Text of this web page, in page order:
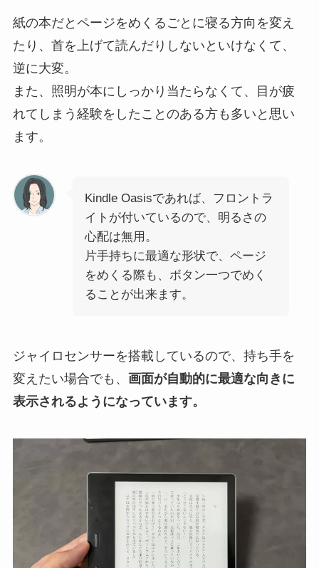
紙の本だとページをめくるごとに寝る方向を変え
たり、首を上げて読んだりしないといけなくて、
逆に大変。
また、照明が本にしっかり当たらなくて、目が疲
れてしまう経験をしたことのある方も多いと思い
ます。
Kindle Oasisであれば、フロントラ
イトが付いているので、明るさの
心配は無用。
片手持ちに最適な形状で、ページ
をめくる際も、ボタン一つでめく
ることが出来ます。
ジャイロセンサーを搭載しているので、持ち手を
変えたい場合でも、 画面が自動的に最適な向きに
表示されるようになっています。